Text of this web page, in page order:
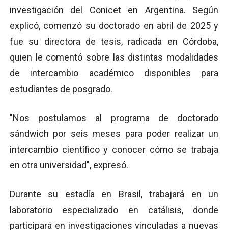
investigación del Conicet en Argentina. Según
explicó, comenzó su doctorado en abril de 2025 y
fue su directora de tesis, radicada en Córdoba,
quien le comentó sobre las distintas modalidades
de intercambio académico disponibles para
estudiantes de posgrado.
"Nos postulamos al programa de doctorado
sándwich por seis meses para poder realizar un
intercambio científico y conocer cómo se trabaja
en otra universidad", expresó.
Durante su estadía en Brasil, trabajará en un
laboratorio especializado en catálisis, donde
participará en investigaciones vinculadas a nuevas